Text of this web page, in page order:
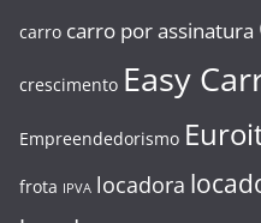
carro carro por assinatura
crescimento Easy
Empreendedorismo
frota IPVA locadora